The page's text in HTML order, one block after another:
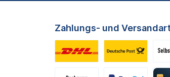
Zahlungs- und